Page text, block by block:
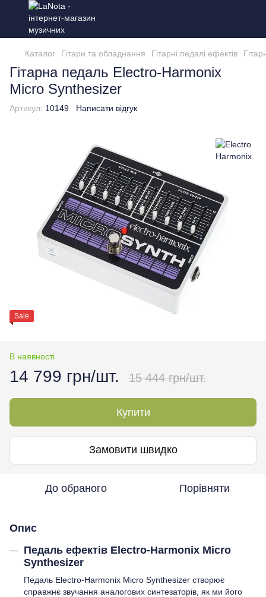
Каталог Гітари та обладнання Гітарні педалі ефектів
Гітарна педаль Electro-Harmonix
Micro Synthesizer
Артикул: 10149 Написати відгук
Sale
В наявності
14 799 грн/шт. 15 444 грн/шт.
Купити
Замовити швидко
До обраного Порівняти
Опис
Педаль ефектів Electro-Harmonix Micro
Synthesizer
Педаль Electro-Harmonix Micro Synthesizer створює
справжнє звучання аналогових синтезаторів, як ми його